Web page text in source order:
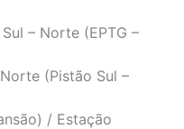
– Norte (EPTG –
(Pistão Sul –
/ Estação